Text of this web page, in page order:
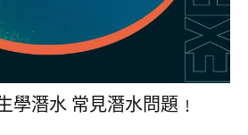
學潛水 常見潛水問題﹗